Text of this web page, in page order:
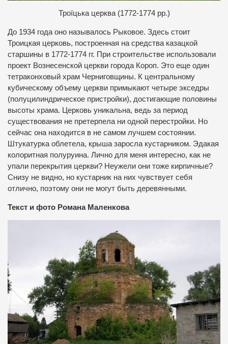
Троїцька церква (1772-1774 рр.)
До 1934 года оно называлось Рыковое. Здесь стоит
Троицкая церковь, построенная на средства казацкой
старшины в 1772-1774 гг. При строительстве использовали
проект Вознесенской церкви города Короп. Это еще один
тетраконховый храм Черниговщины. К центральному
кубическому объему церкви примыкают четыре экседры
(полуцилиндрическое пристройки), достигающие половины
высоты храма. Церковь уникальна, ведь за период
существования не претерпела ни одной перестройки. Но
сейчас она находится в не самом лучшем состоянии.
Штукатурка облетела, крыша заросла кустарником. Эдакая
колоритная полуруина. Лично для меня интересно, как не
упали перекрытия церкви? Неужели они тоже кирпичные?
Снизу не видно, но кустарник на них чувствует себя
отлично, поэтому они не могут быть деревянными.
Текст и фото Романа Маленкова